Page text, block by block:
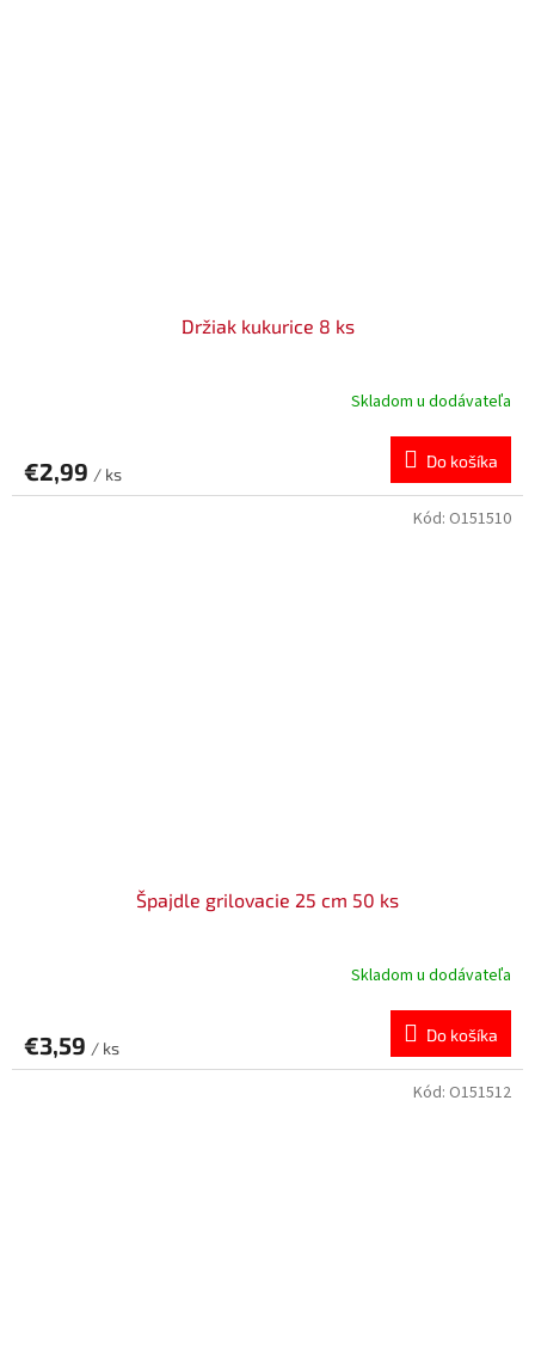
Držiak kukurice 8 ks
Skladom u dodávateľa
€2,99 / ks
Do košíka
Špajdle grilovacie 25 cm 50 ks
Skladom u dodávateľa
€3,59 / ks
Do košíka
Kód: O151510
Kód: O151512